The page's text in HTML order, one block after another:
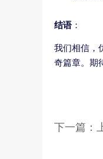
结语 ：
我们相信，
奇篇章。期
下一篇：